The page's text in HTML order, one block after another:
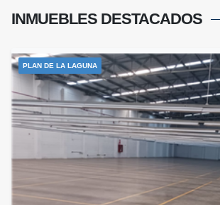
INMUEBLES DESTACADOS
PLAN DE LA LAGUNA